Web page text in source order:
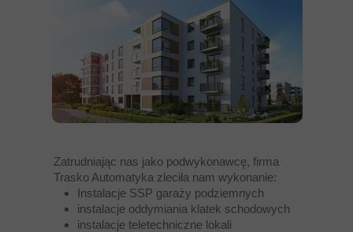
Zatrudniając nas jako podwykonawcę, firma
Trasko Automatyka zleciła nam wykonanie:
Instalacje SSP garaży podziemnych
instalacje oddymiania klatek schodowych
instalacje teletechniczne lokali